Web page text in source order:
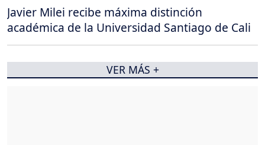
Javier Milei recibe máxima distinción
académica de la Universidad Santiago de Cali
VER MÁS +